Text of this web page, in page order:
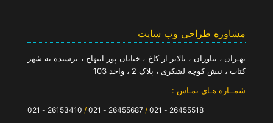
مشاوره طراحی وب سایت
تهـران ، نیاوران ، بالاتر از کاخ ، خیابان پور ابتهاج ، نرسیده به شهر
کتاب ، نبش کوچه لشکری ، پلاک 2 ، واحد 103
شمــاره هـای تمـاس :
26455518 - 021
/
/